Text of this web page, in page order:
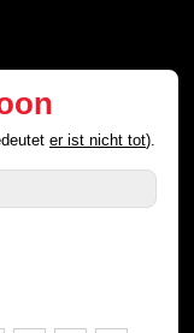
er ist nicht tot).